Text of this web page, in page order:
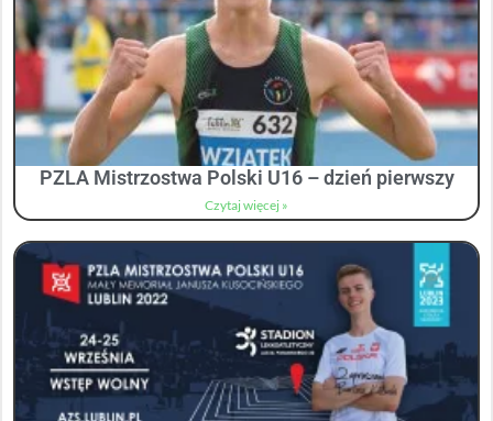
PZLA Mistrzostwa Polski U16 – dzień pierwszy
Czytaj więcej »